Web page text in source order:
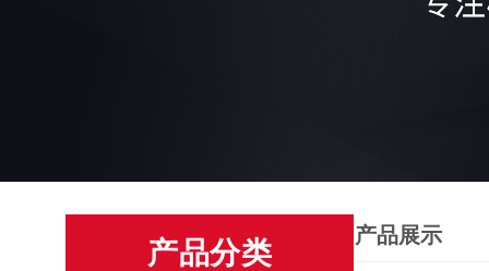
产品分类
产品展示